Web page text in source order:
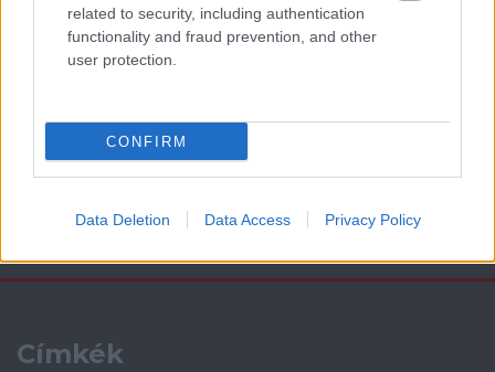
related to security, including authentication
functionality and fraud prevention, and other
user protection.
CONFIRM
Data Deletion Data Access Privacy Policy
Támogasd adományoddal
a ManUtdFanatics.hu működését!
Kapcsolódó hírek
Címkék